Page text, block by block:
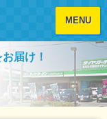
MENU
届け！